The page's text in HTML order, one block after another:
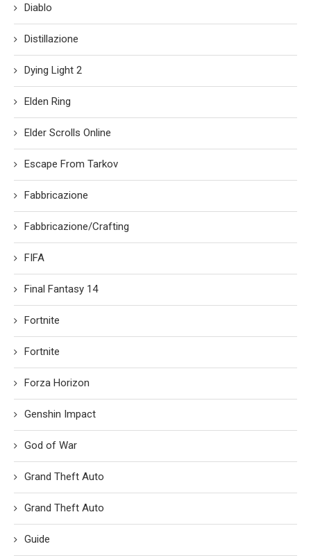
Diablo
Distillazione
Dying Light 2
Elden Ring
Elder Scrolls Online
Escape From Tarkov
Fabbricazione
Fabbricazione/Crafting
FIFA
Final Fantasy 14
Fortnite
Fortnite
Forza Horizon
Genshin Impact
God of War
Grand Theft Auto
Grand Theft Auto
Guide